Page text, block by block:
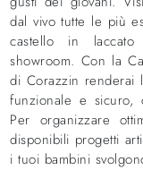
dal vivo tutte le più
castello in
showroom. Con la
di Corazzin renderai
funzionale e sicuro,
Per organizzare
disponibili progetti
i tuoi bambini